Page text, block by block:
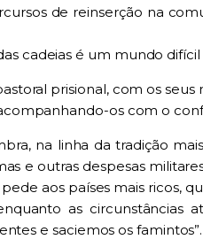
de reinserção na
cadeias é um mundo
prisional, com os
os com o
na linha da tradição
e outras despesas
aos países mais ricos,
as
e saciemos os famintos”.